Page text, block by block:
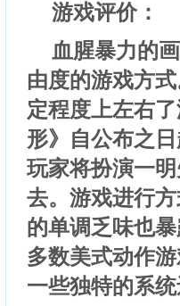
游戏评价：
血腥暴力的
由度的游戏方
定程度上左右
形》自公布之
玩家将扮演一
去。游戏进行
的单调乏味也
多数美式动作
一些独特的系统